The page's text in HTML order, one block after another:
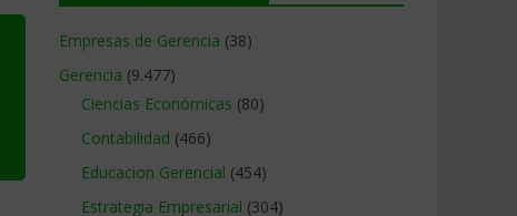
Empresas de Gerencia (38)
Gerencia (9.477)
Ciencias Económicas (80)
Contabilidad (466)
Educacion Gerencial (454)
Estrategia Empresarial (304)